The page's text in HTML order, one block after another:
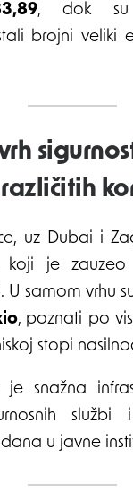
, dok su
brojni veliki
uz Dubai i
koji je zauzeo
. U samom vrhu
, poznati po
stopi
snažna
u javne